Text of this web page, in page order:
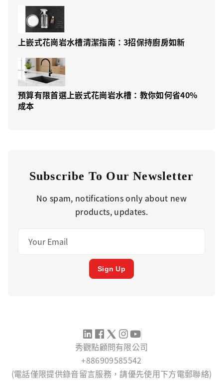
上嵌式花崗岩水槽清潔指南：3招保持廚房如新
預算有限首選上嵌式花崗岩水槽：教你如何省40%
成本
Subscribe To Our Newsletter
No spam, notifications only about new
products, updates.
Sign Up
秀觀點顧問有限公司
+886909585542
(電話僅限提供錄音留言服務，請優先使用下方電郵聯絡)